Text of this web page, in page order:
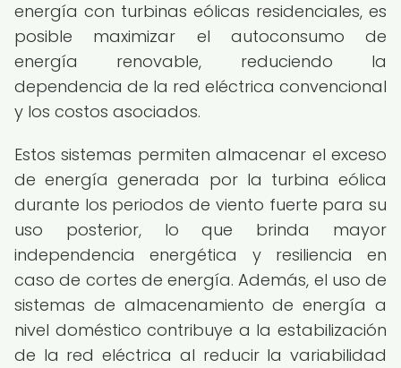
energía con turbinas eólicas residenciales, es
posible maximizar el autoconsumo de
energía renovable, reduciendo la
dependencia de la red eléctrica convencional
y los costos asociados.
Estos sistemas permiten almacenar el exceso
de energía generada por la turbina eólica
durante los periodos de viento fuerte para su
uso posterior, lo que brinda mayor
independencia energética y resiliencia en
caso de cortes de energía. Además, el uso de
sistemas de almacenamiento de energía a
nivel doméstico contribuye a la estabilización
de la red eléctrica al reducir la variabilidad